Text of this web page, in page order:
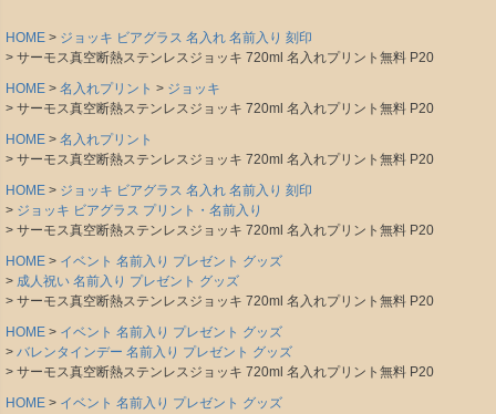
HOME
ジョッキ ビアグラス 名入れ 名前入り 刻印
サーモス真空断熱ステンレスジョッキ 720ml 名入れプリント無料 P20
HOME
名入れプリント
ジョッキ
サーモス真空断熱ステンレスジョッキ 720ml 名入れプリント無料 P20
HOME
名入れプリント
サーモス真空断熱ステンレスジョッキ 720ml 名入れプリント無料 P20
HOME
ジョッキ ビアグラス 名入れ 名前入り 刻印
ジョッキ ビアグラス プリント・名前入り
サーモス真空断熱ステンレスジョッキ 720ml 名入れプリント無料 P20
HOME
イベント 名前入り プレゼント グッズ
成人祝い 名前入り プレゼント グッズ
サーモス真空断熱ステンレスジョッキ 720ml 名入れプリント無料 P20
HOME
イベント 名前入り プレゼント グッズ
バレンタインデー 名前入り プレゼント グッズ
サーモス真空断熱ステンレスジョッキ 720ml 名入れプリント無料 P20
HOME
イベント 名前入り プレゼント グッズ